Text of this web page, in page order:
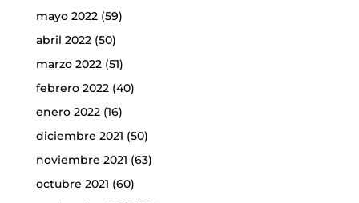
mayo 2022(59)
abril 2022(50)
marzo 2022(51)
febrero 2022(40)
enero 2022(16)
diciembre 2021 (50)
noviembre 2021 (63)
octubre 2021 (60)